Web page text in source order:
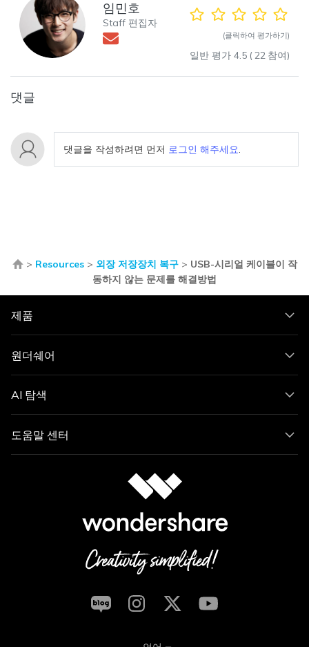
임민호
Staff 편집자
(클릭하여 평가하기)
일반 평가 4.5 (22 참여)
댓글
댓글을 작성하려면 먼저 로그인 해주세요.
> Resources> 외장 저장장치 복구> USB-시리얼 케이블이 작
동하지 않는 문제를 해결방법
제품
원더쉐어
AI 탐색
도움말 센터